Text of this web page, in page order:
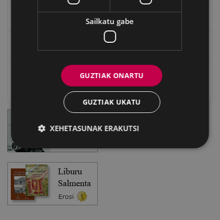
Eibarko Idazlanen Datu-basea
Sailkatu gabe
GUZTIAK ONARTU
GUZTIAK UKATU
XEHETASUNAK ERAKUTSI